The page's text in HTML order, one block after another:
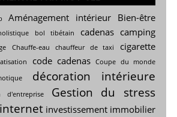
Aménagement intérieur Bien-être
bol tibétain cadenas camping
Chauffe-eau chauffeur de taxi
cigarette
code cadenas Coupe du monde
décoration intérieure
d'entreprise Gestion du stress
internet investissement immobilier